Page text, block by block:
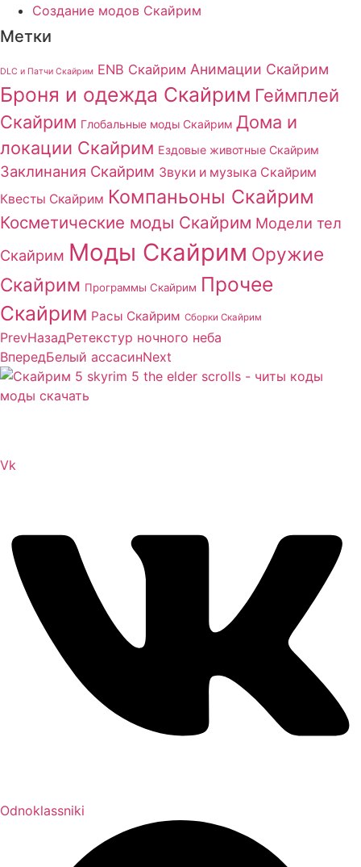
Создание модов Скайрим
Метки
DLC и Патчи Скайрим ENB Скайрим Анимации Скайрим
Броня и одежда Скайрим Геймплей
Скайрим Глобальные моды Скайрим Дома и
локации Скайрим Ездовые животные Скайрим
Заклинания Скайрим Звуки и музыка Скайрим
Квесты Скайрим Компаньоны Скайрим
Косметические моды Скайрим Модели тел
Скайрим Моды Скайрим Оружие
Скайрим Программы Скайрим Прочее
Скайрим Расы Скайрим Сборки Скайрим
PrevНазадРетекстур ночного неба
ВпередБелый ассасинNext
Vk
Odnoklassniki